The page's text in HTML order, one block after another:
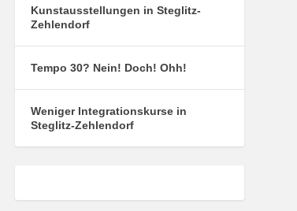
Kunstausstellungen in Steglitz-
Zehlendorf
Tempo 30? Nein! Doch! Ohh!
Weniger Integrationskurse in
Steglitz-Zehlendorf